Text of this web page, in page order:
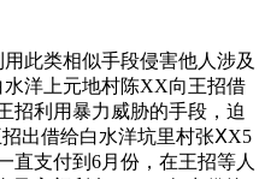
此类相似手段侵害他人涉及
水洋上元地村陈XX向王招借
招利用暴力威胁的手段，迫
出借给白水洋坑里村张ⅩX5
直支付到6月份，在王招等人